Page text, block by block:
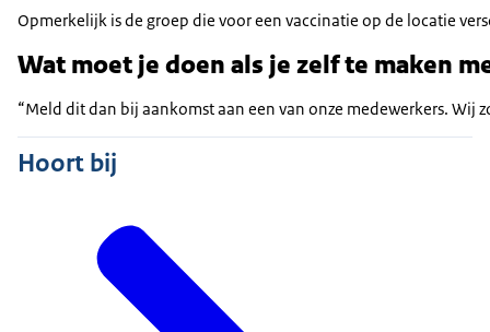
Opmerkelijk is de groep die voor een vaccinatie op de locatie
Wat moet je doen als je zelf te maken
“Meld dit dan bij aankomst aan een van onze medewerkers.
Hoort bij